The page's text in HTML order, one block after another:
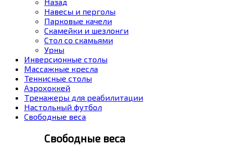
Навесы и перголы
Парковые качели
Скамейки и шезлонги
Стол со скамьями
Урны
Инверсионные столы
Массажные кресла
Теннисные столы
Аэрохоккей
Тренажеры для реабилитации
Настольный футбол
Свободные веса
Свободные веса